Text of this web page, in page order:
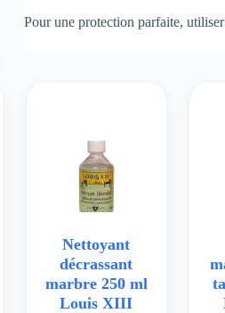
Pour une protection parfaite,
Nettoyant
décrassant
marbre 250 ml
Louis XIII